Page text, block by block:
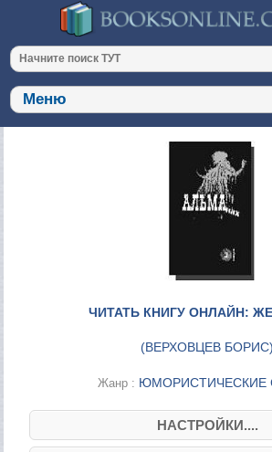
ЧИТАТЬ КНИГУ ОНЛАЙН:
(ВЕРХОВЦЕВ БОРИС)
Жанр : ЮМОРИСТИЧЕСКИЕ
НАСТРОЙКИ....